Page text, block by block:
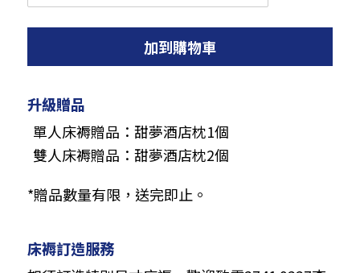
加到購物車
升級贈品
單人床褥贈品：甜夢酒店枕1個
雙人床褥贈品：甜夢酒店枕2個
*贈品數量有限，送完即止。
床褥訂造服務